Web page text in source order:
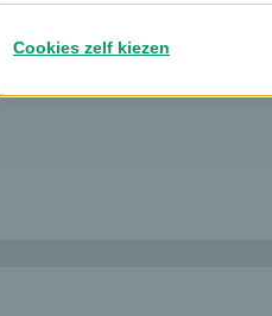
Cookies zelf kiezen